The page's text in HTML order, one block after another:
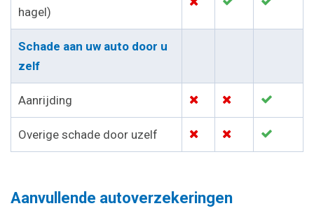
hagel)
Schade aan uw auto door u
zelf
Aanrijding
Overige schade door uzelf
Aanvullende autoverzekeringen